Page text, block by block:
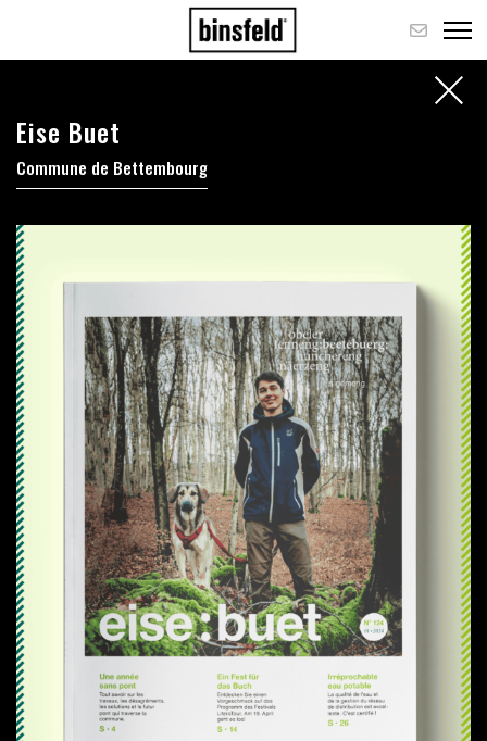
Eise Buet
Commune de Bettembourg